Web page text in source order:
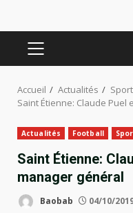
MENU
PRINCIPAL
Accueil Actualités
Sport
Saint Étienne: Claude
Actualités Football
Saint Étienne:
manager général
Baobab 04/10/